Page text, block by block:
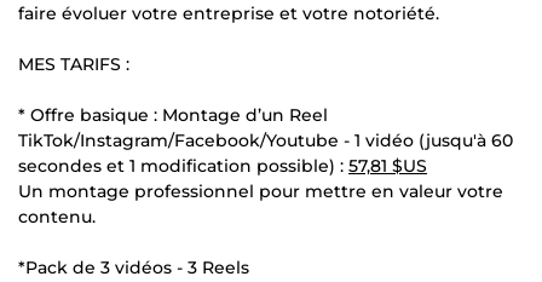
faire évoluer votre entreprise et votre notoriété.
MES TARIFS :
* Offre basique : Montage d’un Reel
TikTok/Instagram/Facebook/Youtube - 1 vidéo (jusqu'à 60
secondes et 1 modification possible) : 57,81 $US
Un montage professionnel pour mettre en valeur votre
contenu.
*Pack de 3 vidéos - 3 Reels